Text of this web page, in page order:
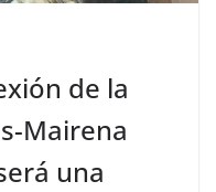
de la
Mairena
una